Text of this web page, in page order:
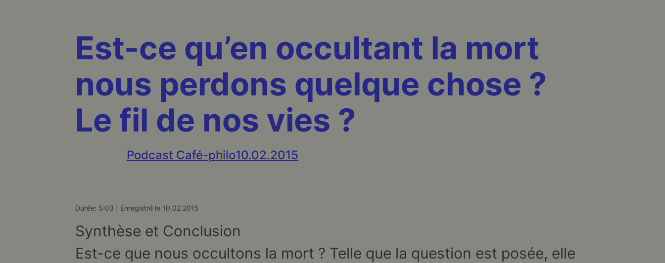
Est-ce qu’en occultant la mort
nous perdons quelque chose ?
Le fil de nos vies ?
Podcast Café-philo10.02.2015
RSS FEED
SHARE
LINK
Durée: 5:03 Enregistré le 10.02.2015
Synthèse et Conclusion
Est-ce que nous occultons la mort ? Telle que la question est posée, elle